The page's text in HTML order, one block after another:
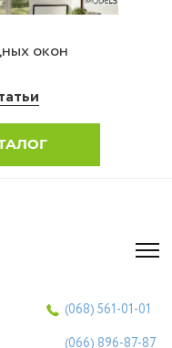
окон
(068) 561-01-01
(066) 896-87-87